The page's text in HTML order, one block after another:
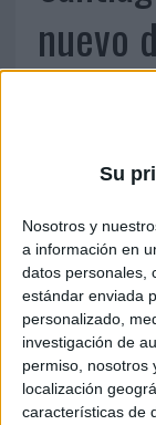
Su
Nosotros y
a información en
datos personales,
estándar enviada
personalizado,
investigación de
permiso, nosotros
localización
características de
nuevo
Citrix
2 DE
Los
avalado su
Santiago Campuzano
Desde que se
desarrollado su
área comercial de la
resultados de
control y gestión
Durante 10 de sus 15